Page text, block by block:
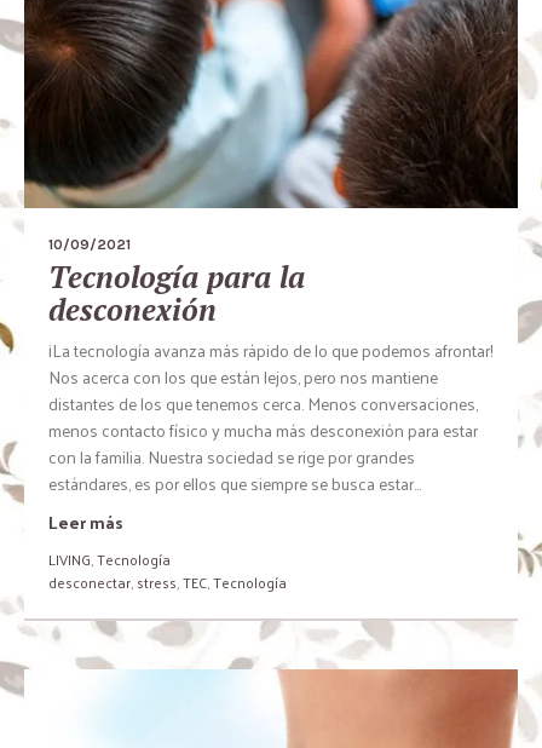
10/09/2021
Tecnología para la
desconexión
¡La tecnología avanza más rápido de lo que podemos afrontar!
Nos acerca con los que están lejos, pero nos mantiene
distantes de los que tenemos cerca. Menos conversaciones,
menos contacto físico y mucha más desconexión para estar
con la familia. Nuestra sociedad se rige por grandes
estándares, es por ellos que siempre se busca estar...
Leer más
LIVING,Tecnología
desconectar,stress,TEC,Tecnología